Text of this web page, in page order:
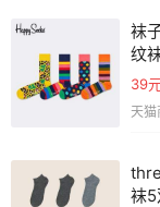
袜
纹
39
天
袜